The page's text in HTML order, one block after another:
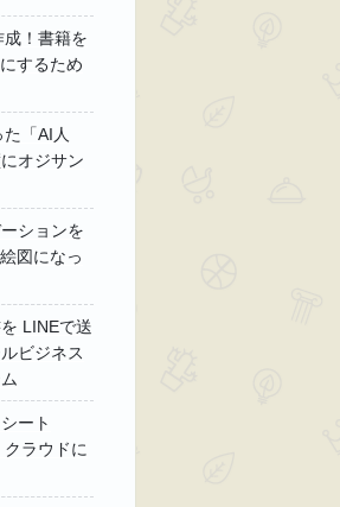
成！書籍を
するため
「AI人
オジサン
ションを
図になっ
LINEで送
ビジネス
ート
ラウドに